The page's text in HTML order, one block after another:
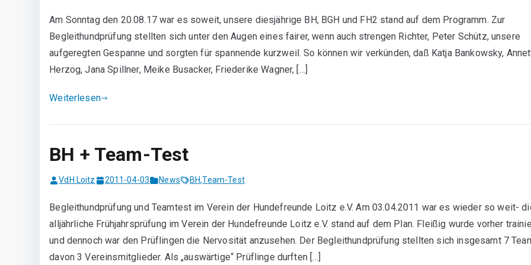
Am Sonntag den 20.08.17 war es soweit, unsere diesjährige BH, BGH und FH2 stand auf dem Programm. Zur
Begleithundprüfung stellten sich unter den Augen eines fairer, wenn auch strengen Richter, Peter Schütz, unsere
aufgeregten Gespanne und sorgten für spannende kurzweil. So können wir verkünden, daß Katja Bankowsky,
Herzog, Jana Spillner, Meike Busacker, Friederike Wagner, […]
Weiterlesen
BH + Team-Test
VdH Loitz 2011-04-03 News BH,Team-Test
Begleithundprüfung und Teamtest im Verein der Hundefreunde Loitz e.V. Am 03.04.2011 war es wieder so weit-
alljährliche Frühjahrsprüfung im Verein der Hundefreunde Loitz e.V. stand auf dem Plan. Fleißig wurde vorher
und dennoch war den Prüflingen die Nervosität anzusehen. Der Begleithundprüfung stellten sich insgesamt 7
davon 3 Vereinsmitglieder. Als „auswärtige“ Prüflinge durften […]